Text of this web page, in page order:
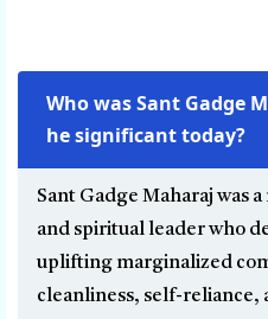
Who was Sant Gadge
he significant today?
Sant Gadge Maharaj was
and spiritual leader who
uplifting marginalized
cleanliness, self-reliance,